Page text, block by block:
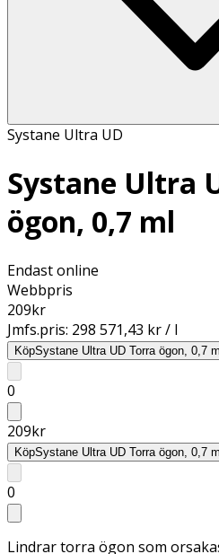
Systane Ultra UD
Systane Ultra
ögon, 0,7 ml
Endast online
Webbpris
209kr
Jmfs.pris: 298 571,43 kr / l
KöpSystane Ultra UD Torra ögon, 0,7
0
209kr
KöpSystane Ultra UD Torra ögon, 0,7
0
Lindrar torra ögon som